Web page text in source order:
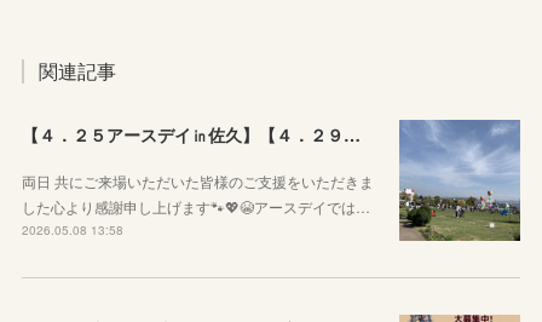
関連記事
【４．２５アースデイ㏌佐久】【４．２９ぷちっとおいでよマルシェVol.3】のご報告
両日 共にご来場いただいた皆様のご支援をいただきま
した心より感謝申し上げます🐾💖😭アースデイでは…
2026.05.08 13:58